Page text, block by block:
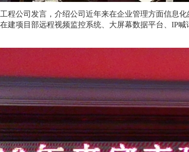
程公司发言，介绍公司近年来在企业管理方面信息
建项目部远程视频监控系统、大屏幕数据平台、 IP喊